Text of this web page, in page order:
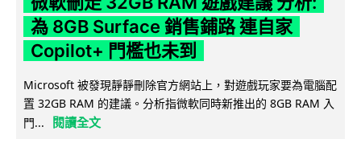
為 8GB Surface 銷售鋪路 連自家
Copilot+ 門檻也未到
Microsoft 被發現靜靜刪除官方網站上，對遊戲玩家要為電腦配
置 32GB RAM 的建議。分析指微軟同時新推出的 8GB RAM 入
門...
閱讀全文